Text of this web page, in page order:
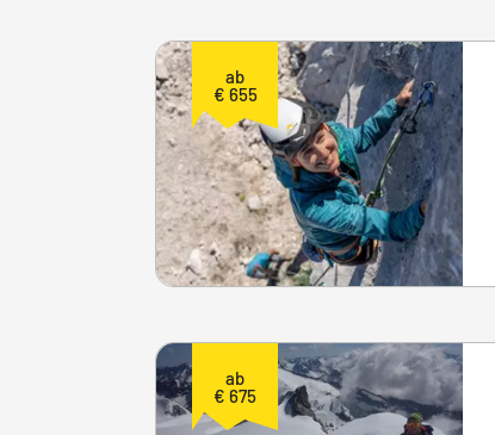
ab
€ 655
ab
€ 675